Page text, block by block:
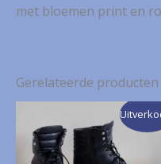
met bloemen print en
Gerelateerde producten